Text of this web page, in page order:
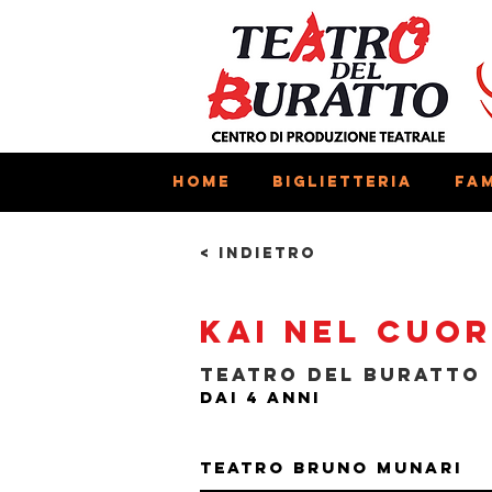
Home Biglietteria
< Indietro
Kai nel
Teatro del Buratto
Dai 4 anni
Teatro Bruno Munari